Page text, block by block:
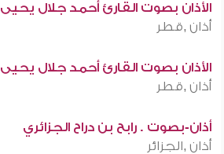
الأذان بصوت القارئ أحمد جلال يحيى
أذان ,قطر
الأذان بصوت القارئ أحمد جلال يحيى
أذان ,قطر
أذان-بصوت . رابح بن دراح الجزائري
أذان ,الجزائر